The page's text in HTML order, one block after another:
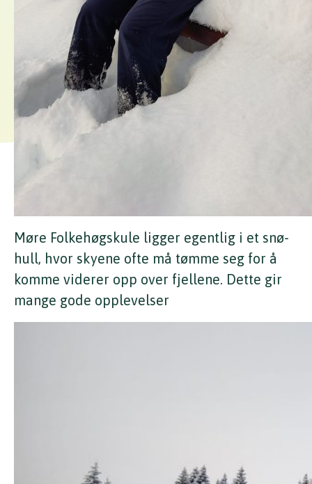
Møre Folkehøgskule ligger egentlig i et snø-
hull, hvor skyene ofte må tømme seg for å
komme viderer opp over fjellene. Dette gir
mange gode opplevelser